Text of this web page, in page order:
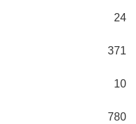
24
371
10
780